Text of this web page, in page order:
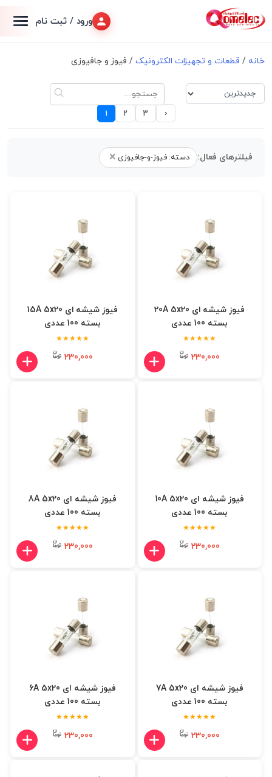
ورود / ثبت نام
خانه / قطعات و تجهیزات الکترونیک/ فیوز و جافیوزی
1 2 3 ›
فیلترهای فعال: دسته: فیوز-و-جافیوزی ×
فیوز شیشه ای 20A 5x20
بسته 100 عددی
★★★★★
230,000
فیوز شیشه ای 15A 5x20
بسته 100 عددی
★★★★★
230,000
فیوز شیشه ای 10A 5x20
بسته 100 عددی
★★★★★
230,000
فیوز شیشه ای 8A 5x20
بسته 100 عددی
★★★★★
230,000
فیوز شیشه ای 7A 5x20
بسته 100 عددی
★★★★★
230,000
فیوز شیشه ای 6A 5x20
بسته 100 عددی
★★★★★
230,000